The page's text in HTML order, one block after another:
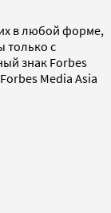
в любой форме,
только с
знак Forbes
Media Asia